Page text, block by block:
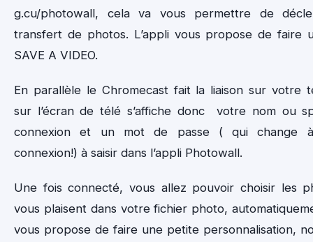
g.cu/photowall, cela va vous permettre de
transfert de photos. L’appli vous propose de faire
SAVE A VIDEO.
En parallèle le Chromecast fait la liaison sur votre
sur l’écran de télé s’affiche donc votre nom ou
connexion et un mot de passe ( qui change
connexion!) à saisir dans l’appli Photowall.
Une fois connecté, vous allez pouvoir choisir les
vous plaisent dans votre fichier photo,
vous propose de faire une petite personnalisation,